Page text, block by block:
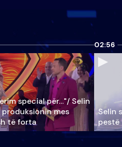
special për…"/ Selin
mes
të forta
02:56
Selin
pestë